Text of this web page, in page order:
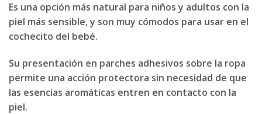
Es una opción más natural para niños y adultos con la
piel más sensible, y son muy cómodos para usar en el
cochecito del bebé.
Su presentación en parches adhesivos sobre la ropa
permite una acción protectora sin necesidad de que
las esencias aromáticas entren en contacto con la
piel.